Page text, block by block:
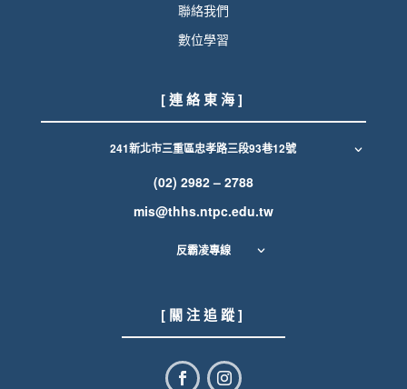
聯絡我們
數位學習
[ 連 絡 東 海 ]
241新北市三重區忠孝路三段93巷12號
(02) 2982 – 2788
mis@thhs.ntpc.edu.tw
反霸凌專線
[ 關 注 追 蹤 ]